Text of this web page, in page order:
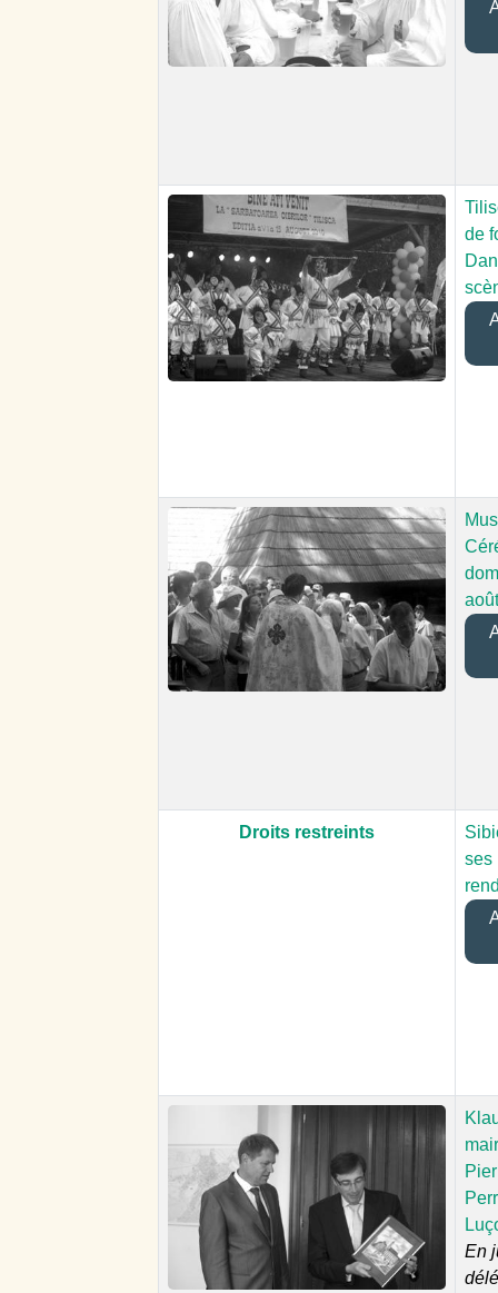
de
août
Droits restreints
ses
En